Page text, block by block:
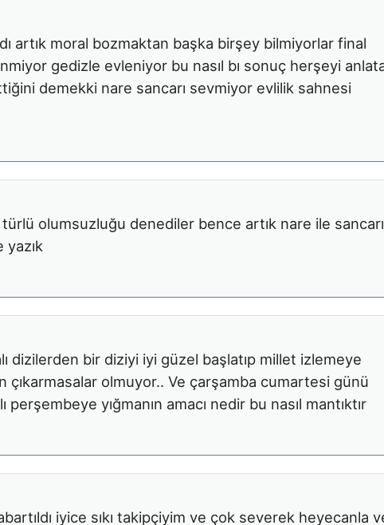
artık moral bozmaktan başka birşey bilmiyorlar final
gedizle evleniyor bu nasıl bı sonuç herşeyi
demekki nare sancarı sevmiyor evlilik sahnesi
olumsuzluğu denediler bence artık nare ile sancarı
dizilerden bir diziyi iyi güzel başlatıp millet izlemeye
çıkarmasalar olmuyor.. Ve çarşamba cumartesi günü
yığmanın amacı nedir bu nasıl mantıktır
iyice sıkı takipçiyim ve çok severek heyecanla